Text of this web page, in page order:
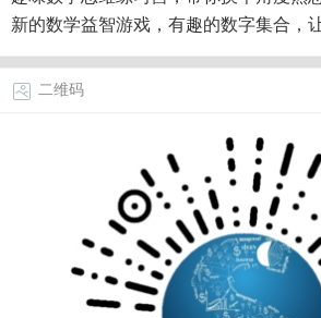
新的数学益智游戏，有趣的数字集合，
二维码